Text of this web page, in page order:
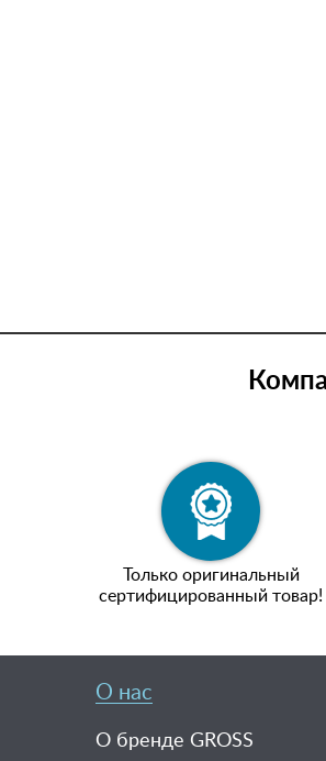
Только оригинальный
сертифицированный товар!
О нас
О бренде GROSS